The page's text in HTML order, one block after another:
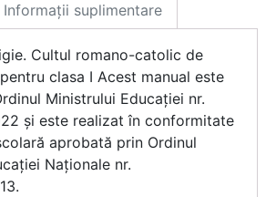
Informații suplimentare
Cultul romano-catolic de
clasa I Acest manual este
Ministrului Educației nr.
și este realizat în conformitate
aprobată prin Ordinul
Naționale nr.